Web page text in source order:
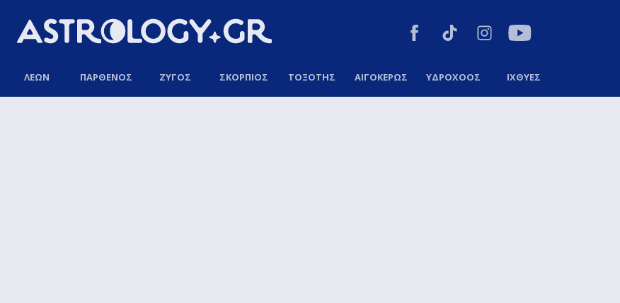
ΛΕΩΝ ΠΑΡΘΕΝΟΣ ΖΥΓΟΣ ΣΚΟΡΠΙΟΣ ΤΟΞΟΤΗΣ ΑΙΓΟΚΕΡΩΣ ΥΔΡΟΧΟΟΣ ΙΧΘΥΕΣ